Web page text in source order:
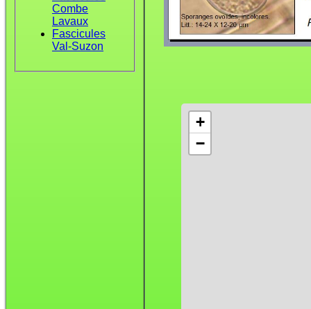
Combe
Lavaux
Fascicules
Val-Suzon
+
−